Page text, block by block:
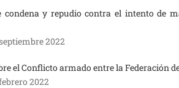
condena y repudio contra el intento de
2022
el Conflicto armado entre la Federación
2022